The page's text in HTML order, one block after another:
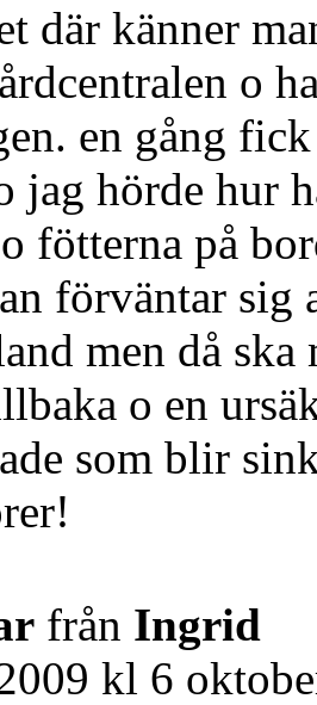
där känner
o
en gång
jag hörde hur
fötterna på
förväntar
men då
o en
som blir
från Ingrid
kl 6